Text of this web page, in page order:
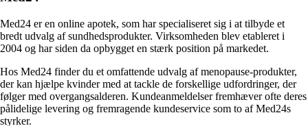
Med24 er en online apotek, som har specialiseret sig i at tilbyde et
bredt udvalg af sundhedsprodukter. Virksomheden blev etableret i
2004 og har siden da opbygget en stærk position på markedet.
Hos Med24 finder du et omfattende udvalg af menopause-produkter,
der kan hjælpe kvinder med at tackle de forskellige udfordringer, der
følger med overgangsalderen. Kundeanmeldelser fremhæver ofte deres
pålidelige levering og fremragende kundeservice som to af Med24s
styrker.